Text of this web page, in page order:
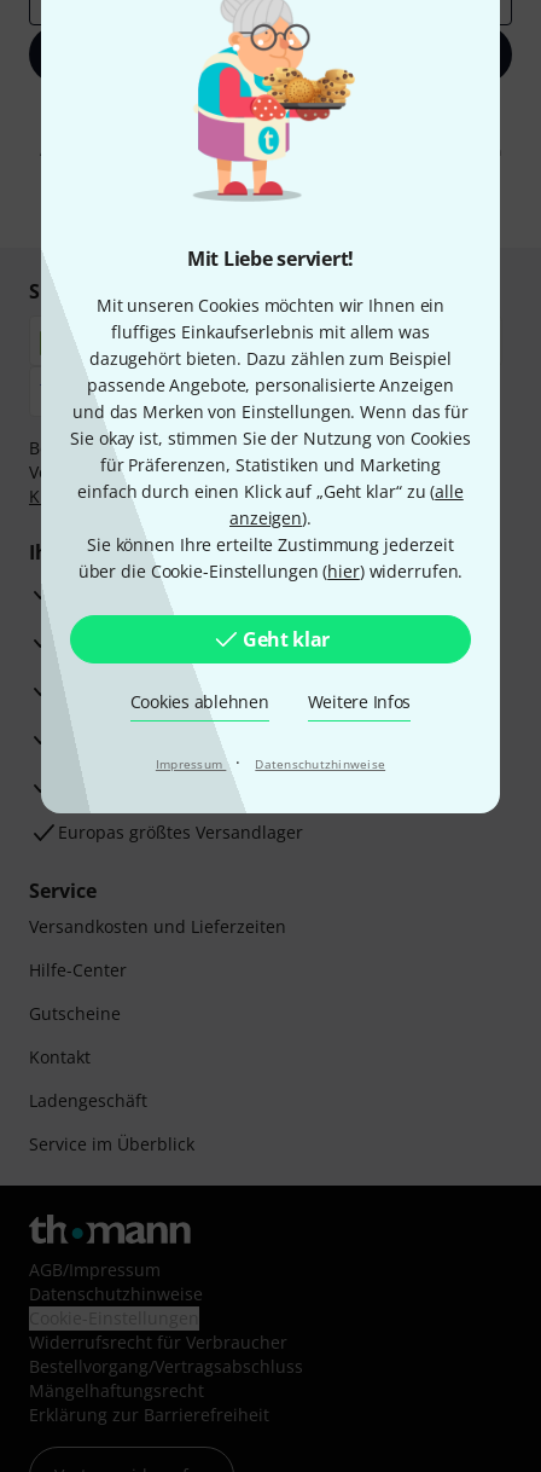
Mit Liebe serviert!
Mit unseren Cookies möchten wir Ihnen ein
fluffiges Einkaufserlebnis mit allem was
dazugehört bieten. Dazu zählen zum Beispiel
passende Angebote, personalisierte Anzeigen
und das Merken von Einstellungen. Wenn das für
Sie okay ist, stimmen Sie der Nutzung von Cookies
für Präferenzen, Statistiken und Marketing
einfach durch einen Klick auf „Geht klar“ zu (alle
anzeigen).
Sie können Ihre erteilte Zustimmung jederzeit
über die Cookie-Einstellungen (hier) widerrufen.
Geht klar
Cookies ablehnen Weitere Infos
Impressum · Datenschutzhinweise
Jetzt anmelden
Mit Klick auf „Jetzt anmelden“ stimmen Sie dem Erhalt von E-Mail-
Werbung und einer Messung des E-Mail-Nutzungsverhaltens zu. Die
Abmeldung ist jederzeit möglich. Weitere Informationen finden Sie in
unserenDatenschutzhinweisen
* Pflichtfeld
Sicher einkaufen & bezahlen
Bezahlen Sie vertraulich und sicher per Nachnahme,
Vorkasse, PayPal, Amazon Pay,Klarna Sofort bezahlen
Klarna Ratenzahlungoder Kreditkarte.
Ihre Vorteile
3 Jahre Thomann Garantie
30 Tage Money-Back-Garantie
Beratung durch Fachexperten
Zufriedenheitsgarantie
Europas größtes Versandlager
Service
Versandkosten und Lieferzeiten
Hilfe-Center
Gutscheine
Kontakt
Ladengeschäft
Service im Überblick
AGB/Impressum
Datenschutzhinweise
Widerrufsrecht für Verbraucher
Bestellvorgang/Vertragsabschluss
Mängelhaftungsrecht
Erklärung zur Barrierefreiheit